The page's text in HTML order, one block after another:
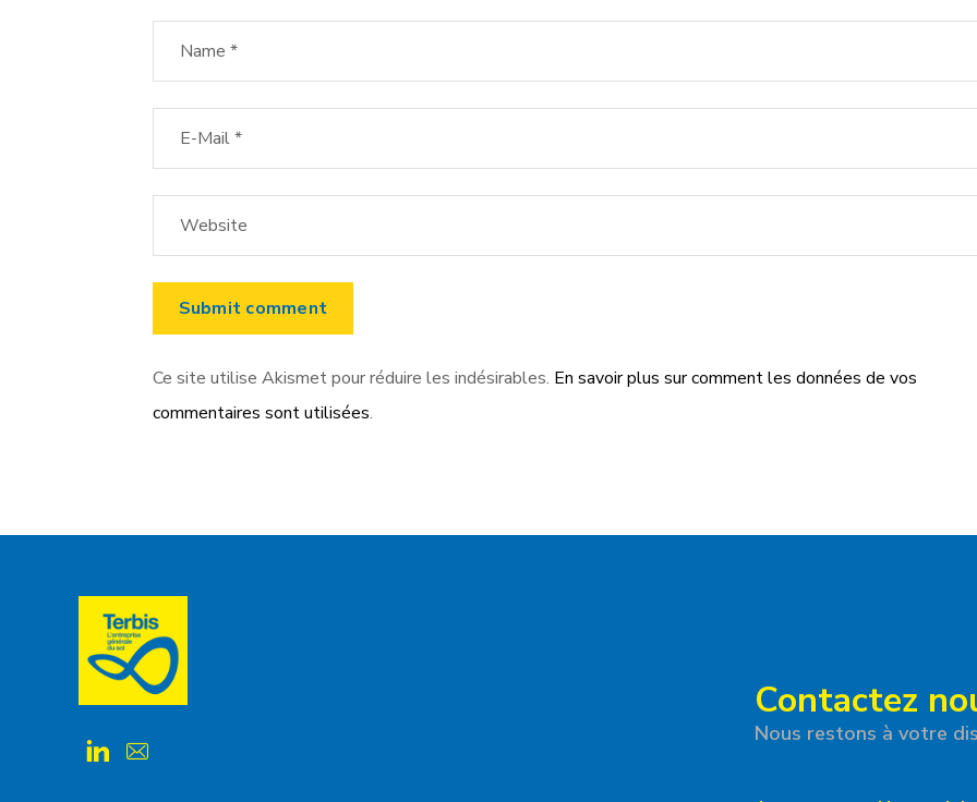
Ce site utilise Akismet pour réduire les indésirables. En savoir plus sur comment les données de vos
commentaires sont utilisées.
Contactez
Nous restons à votre